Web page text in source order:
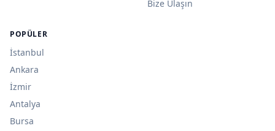
Bize Ulaşın
POPÜLER
İstanbul
Ankara
İzmir
Antalya
Bursa